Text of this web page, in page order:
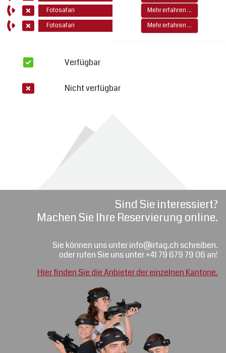
Fotosafari
Mehr erfahren ...
Fotosafari
Mehr erfahren ...
Verfügbar
Nicht verfügbar
Sind Sie interessiert?
Machen Sie Ihre Reservierung online.
Sie können uns unter info@irtag.ch schreiben.
oder rufen Sie uns unter +41 79 679 79 06 an!
Hier finden Sie die Anbieter der einzelnen Kantone.